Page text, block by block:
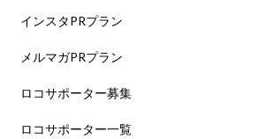
インスタPRプラン
メルマガPRプラン
ロコサポーター募集
ロコサポーター一覧